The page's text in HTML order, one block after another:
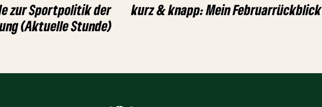
zur Sportpolitik der
(Aktuelle Stunde)
kurz & knapp: Mein Februarrückblick